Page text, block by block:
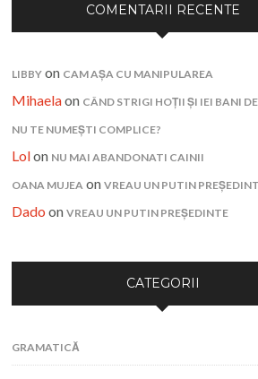
COMENTARII RECENTE
LIBBY on CAM AȘA CU MANIPULAREA
Mihaelaon CÂND STRIGI HOȚII ȘI IEI BANI
NU TE NUMEȘTI COMPLICE?
Lolon NU MAI ABANDONATI CAINII
OANA MUJEA onVREAU UN PUTIN
Dado onVREAU UN PUTIN PREȘEDINTE
CATEGORII
GRAMATICĂ